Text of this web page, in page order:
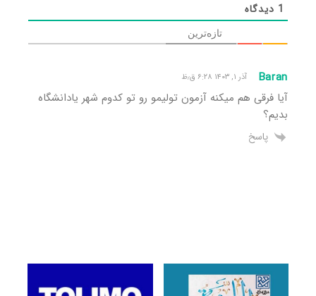
1 دیدگاه
تازه‌ترین
Baran آذر ۱, ۱۴۰۳ ۶:۲۸ ق٫ظ
آیا فرقی هم میکنه آزمون تولیمو رو تو کدوم شهر یادانشگاه
بدیم؟
پاسخ